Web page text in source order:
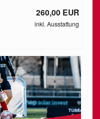
260,00 EUR
inkl. Ausstattung